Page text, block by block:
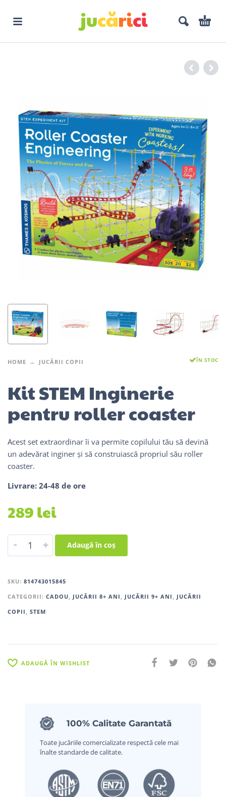
HOME JUCĂRII COPII ÎN STOC
Kit STEM Inginerie
pentru roller coaster
Acest set extraordinar îi va permite copilului tău să devină
un adevărat inginer și să construiască propriul său roller
coaster.
Livrare: 24-48 de ore
289lei
- + Adaugă în coș
SKU: 814743015845
CATEGORII: CADOU JUCĂRII 8+ ANI JUCĂRII 9+ ANI
JUCĂRII
COPII
STEM
ADAUGĂ ÎN WISHLIST
100% Calitate Garantată
Toate jucăriile comercializate respectă cele mai
înalte standarde de calitate.